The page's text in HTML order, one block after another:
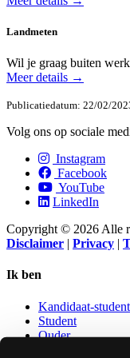
Landmeten
Wil je graag buiten
Meer details →
Publicatiedatum: 22/02/
Volg ons op sociale
Instagram
Facebook
YouTube
LinkedIn
Copyright © 2026 Alle
Disclaimer | Privacy |
Ik ben
Kandidaat-student
Student
Ouder